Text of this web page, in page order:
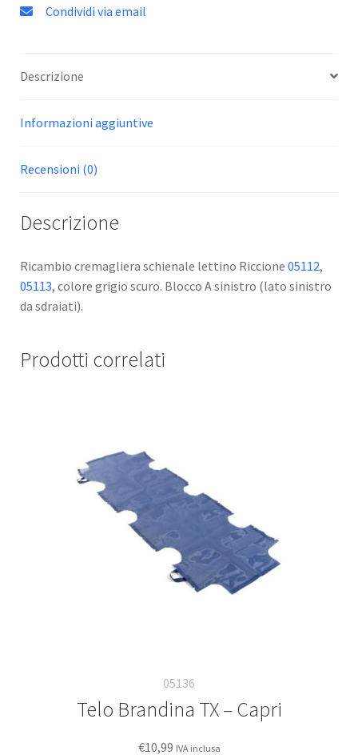
Condividi via email
Descrizione
Informazioni aggiuntive
Recensioni (0)
Descrizione
Ricambio cremagliera schienale lettino Riccione 05112,
05113, colore grigio scuro. Blocco A sinistro (lato sinistro
da sdraiati).
Prodotti correlati
05136
Telo Brandina TX – Capri
€10,99 IVA inclusa